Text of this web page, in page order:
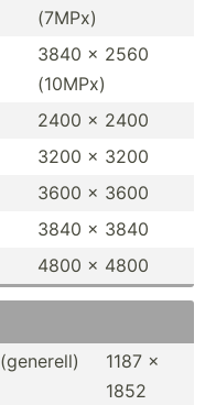
(7MPx)
3840 x 2560
(10MPx)
2400 x 2400
3200 x 3200
3600 x 3600
3840 x 3840
4800 x 4800
(generell)
1187 x
1852